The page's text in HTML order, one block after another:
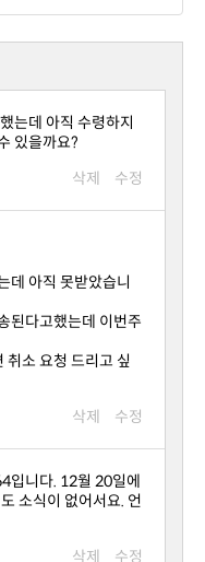
있을까요?
삭제 수정
삭제 수정
삭제 수정